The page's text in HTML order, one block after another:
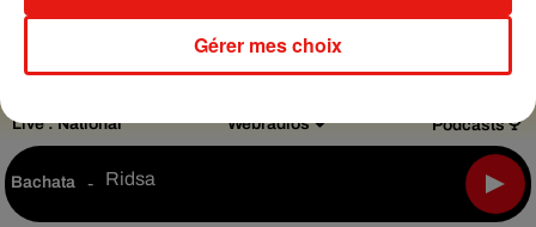
Live :National Webradios Podcasts
Bachata - Ridsa
Gérer mes choix